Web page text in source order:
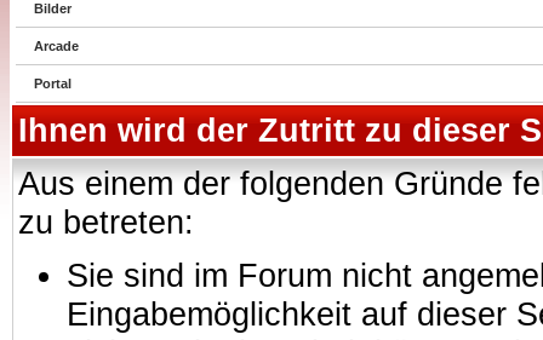
Bilder
Arcade
Portal
Ihnen wird der Zutritt zu dieser
Aus einem der folgenden Gründe
zu betreten:
Sie sind im Forum nicht
Eingabemöglichkeit auf dieser